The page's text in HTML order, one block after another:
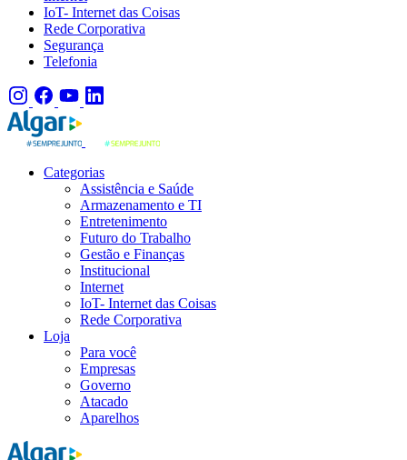
IoT- Internet das Coisas
Rede Corporativa
Segurança
Telefonia
Categorias
Assistência e Saúde
Armazenamento e TI
Entretenimento
Futuro do Trabalho
Gestão e Finanças
Institucional
Internet
IoT- Internet das Coisas
Rede Corporativa
Loja
Para você
Empresas
Governo
Atacado
Aparelhos